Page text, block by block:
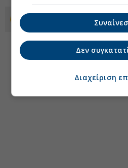
Προσθέστε το euro2day.gr
Δεν
Διαχείριση